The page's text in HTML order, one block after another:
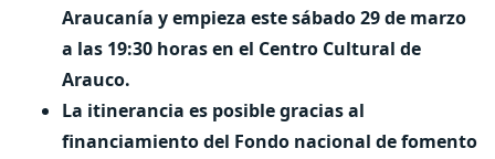
Araucanía y empieza este sábado 29 de marzo
a las 19:30 horas en el Centro Cultural de
Arauco.
La itinerancia es posible gracias al
financiamiento del Fondo nacional de fomento